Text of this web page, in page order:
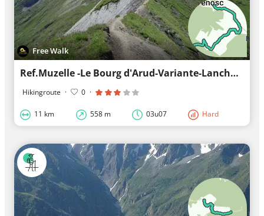
Free Walk
Ref.Muzelle -Le Bourg d'Arud-Variante-Lanchatra
Hikingroute · 0 ·
11 km 558 m 03u07 Hard